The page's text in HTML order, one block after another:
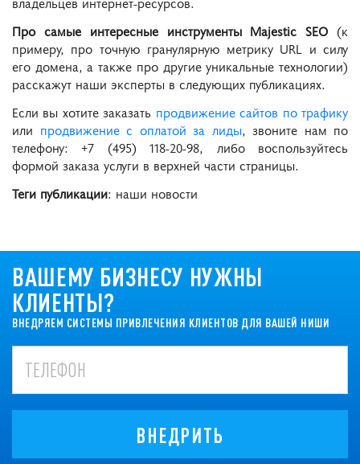
Про самые интересные инструменты Majestic SEO (к
примеру, про точную гранулярную метрику URL и силу
его домена, а также про другие уникальные технологии)
расскажут наши эксперты в следующих публикациях.
Если вы хотите заказать продвижение сайтов по трафику
или продвижение с оплатой за лиды, звоните нам по
телефону: +7 (495) 118-20-98, либо воспользуйтесь
формой заказа услуги в верхней части страницы.
Теги публикации: наши новости
ВАШЕМУ БИЗНЕСУ НУЖНЫ
КЛИЕНТЫ?
ВНЕДРЯЕМ СИСТЕМЫ ПРИВЛЕЧЕНИЯ КЛИЕНТОВ ДЛЯ ВАШЕЙ НИШИ
ВНЕДРИТЬ